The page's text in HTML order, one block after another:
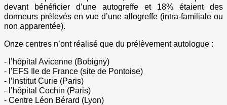
devant bénéficier d’une autogreffe et 18% étaient des
donneurs prélevés en vue d’une allogreffe (intra-familiale ou
non apparentée).
Onze centres n’ont réalisé que du prélèvement autologue :
- l’hôpital Avicenne (Bobigny)
- l’EFS Ile de France (site de Pontoise)
- l’Institut Curie (Paris)
- l’hôpital Cochin (Paris)
- Centre Léon Bérard (Lyon)